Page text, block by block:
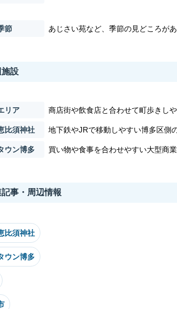
節
あじさい苑など、季節の見どころがあ
設
リア 商店街や飲食店と合わせて町歩きしや
比須神社 地下鉄やJRで移動しやすい博多区側
ウン博多 買い物や食事を合わせやすい大型商業
記事・周辺情報
比須神社
ウン博多